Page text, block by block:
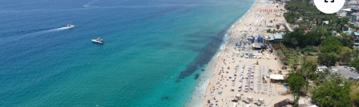
Haberler
KANALV Spor
Kültür Sanat